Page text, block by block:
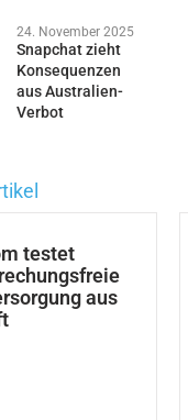
24. November 2025
Snapchat zieht
Konsequenzen
aus Australien-
Verbot
testet
aus